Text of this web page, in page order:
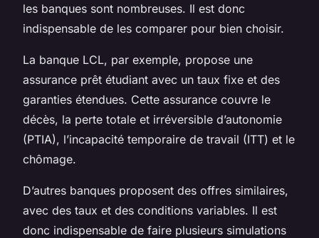
les banques sont nombreuses. Il est donc
indispensable de les comparer pour bien choisir.
La banque LCL, par exemple, propose une
assurance prêt étudiant avec un taux fixe et des
garanties étendues. Cette assurance couvre le
décès, la perte totale et irréversible d’autonomie
(PTIA), l’incapacité temporaire de travail (ITT) et le
chômage.
D’autres banques proposent des offres similaires,
avec des taux et des conditions variables. Il est
donc indispensable de faire plusieurs simulations